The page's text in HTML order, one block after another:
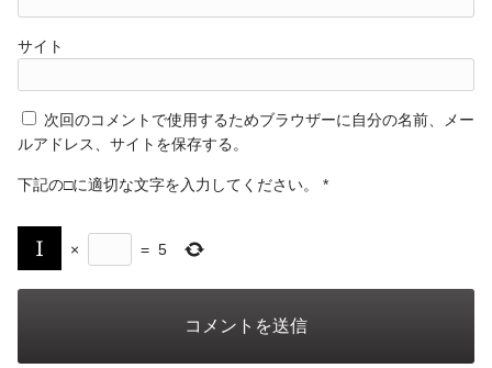
サイト
次回のコメントで使用するためブラウザーに自分の名前、メー
ルアドレス、サイトを保存する。
下記の□に適切な文字を入力してください。 *
× = 5